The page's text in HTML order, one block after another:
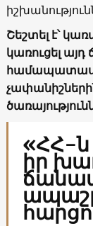
Շեշտել է՝
կառուցել
«ՀՀ-
իր